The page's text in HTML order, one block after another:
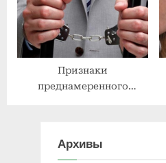
Признаки
преднамеренного
Архивы